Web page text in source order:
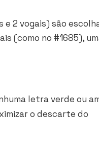
2 vogais) são
(como no #1685),
letra verde ou
o descarte do